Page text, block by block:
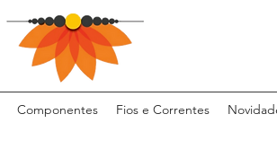
Componentes Fios e Correntes